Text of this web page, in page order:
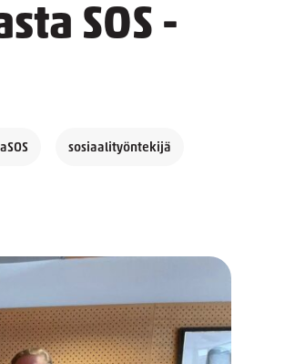
SOS -
sosiaalityöntekijä